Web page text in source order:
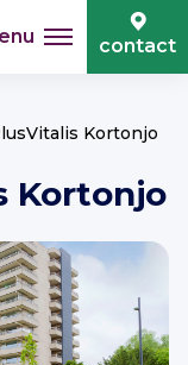
contact
Kortonjo
Kortonjo